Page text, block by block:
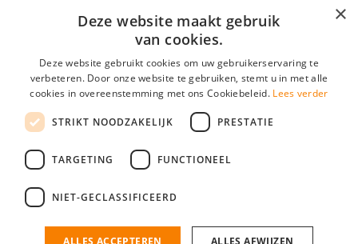
Contractvormen
Brochure aanvragen
Vacature aanmelden
Partners
Contact
Social
×
Deze website maakt gebruik
van cookies.
Deze website gebruikt cookies om uw gebruikerservaring te
verbeteren. Door onze website te gebruiken, stemt u in met alle
cookies in overeenstemming met ons Cookiebeleid. Lees verder
STRIKT NOODZAKELIJK PRESTATIE
TARGETING FUNCTIONEEL
NIET-GECLASSIFICEERD
ALLES ACCEPTEREN ALLES AFWIJZEN